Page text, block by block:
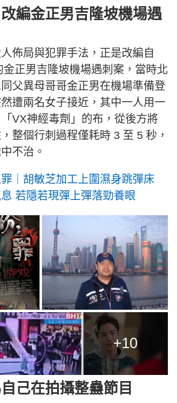
改編金正男吉隆坡機場遇
人佈局與犯罪手法，正是改編自
正男吉隆坡機場遇刺案，當時北
父異母哥哥金正男在機場準備登
遭兩名女子接近，其中一人用一
VX神經毒劑」的布，從後方將
整個行刺過程僅耗時 3 至 5 秒，
不治。
｜胡敏芝加工上圍濕身跳彈床
若隱若現彈上彈落勁養眼
+10
己在拍攝整蠱節目